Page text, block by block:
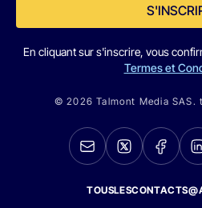
En cliquant sur s'inscrire, vous
Termes et
© 2026 Talmont Media SAS.